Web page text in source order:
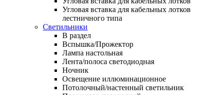
Угловая вставка для кабельных лотков
лестничного типа
Светильники
В раздел
Вспышка/Прожектор
Лампа настольная
Лента/полоса светодиодная
Ночник
Освещение иллюминационное
Потолочный/настенный светильник